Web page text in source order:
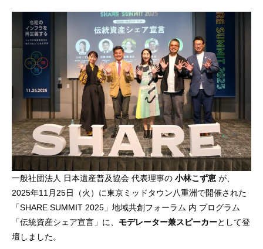
一般社団法人 日本遺産普及協会 代表理事の 小林こず恵 が、
2025年11月25日（火）に東京ミッドタウン八重洲で開催された
「SHARE SUMMIT 2025」地域共創フォーラム 内 プログラム
「伝統資産シェア宣言」に、 モデレーター兼スピーカーとして登
壇しました。